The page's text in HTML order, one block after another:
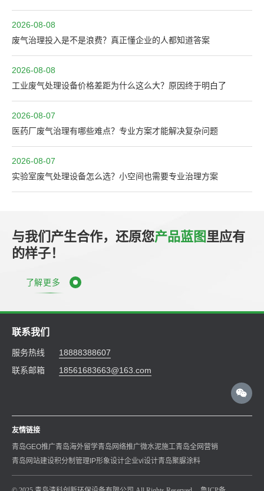
2026-08-08
废气治理投入是不是浪费？真正懂企业的人都知道答案
2026-08-08
工业废气处理设备价格差距为什么这么大？原因终于明白了
2026-08-07
医药厂废气治理有哪些难点？专业方案才能解决复杂问题
2026-08-07
实验室废气处理设备怎么选？小空间也需要专业治理方案
与我们产生合作，还原您产品蓝图里应有
的样子！
了解更多
联系我们
服务热线
18888388607
联系邮箱
18561683663@163.com
友情链接
青岛GEO推广青岛海外留学青岛网络推广微水泥施工青岛全网营销
青岛网站建设积分制管理 IP形象设计企业vi设计青岛聚脲涂料